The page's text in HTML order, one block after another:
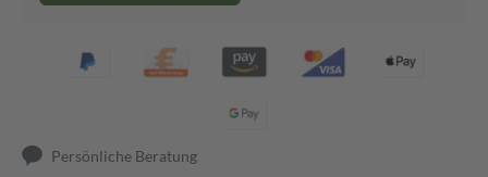
Persönliche Beratung